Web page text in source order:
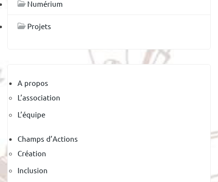
Numérium
Projets
A propos
L’association
L’équipe
Champs d’Actions
Création
Inclusion